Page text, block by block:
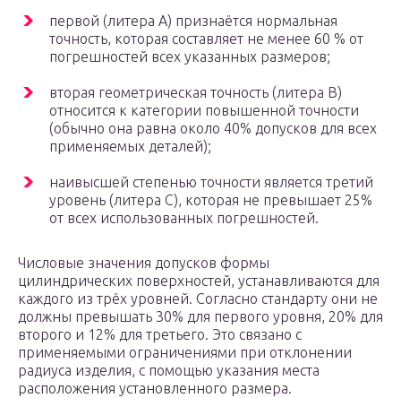
первой (литера А) признаётся нормальная
точность, которая составляет не менее 60 % от
погрешностей всех указанных размеров;
вторая геометрическая точность (литера В)
относится к категории повышенной точности
(обычно она равна около 40% допусков для всех
применяемых деталей);
наивысшей степенью точности является третий
уровень (литера С), которая не превышает 25%
от всех использованных погрешностей.
Числовые значения допусков формы
цилиндрических поверхностей, устанавливаются для
каждого из трёх уровней. Согласно стандарту они не
должны превышать 30% для первого уровня, 20% для
второго и 12% для третьего. Это связано с
применяемыми ограничениями при отклонении
радиуса изделия, с помощью указания места
расположения установленного размера.